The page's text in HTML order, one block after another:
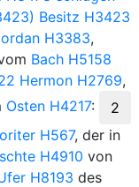
Besitz H3423
H3383,
Bach H5158
Hermon H2769,
Osten H4217:
2
H567, der in
H4910 von
H8193 des